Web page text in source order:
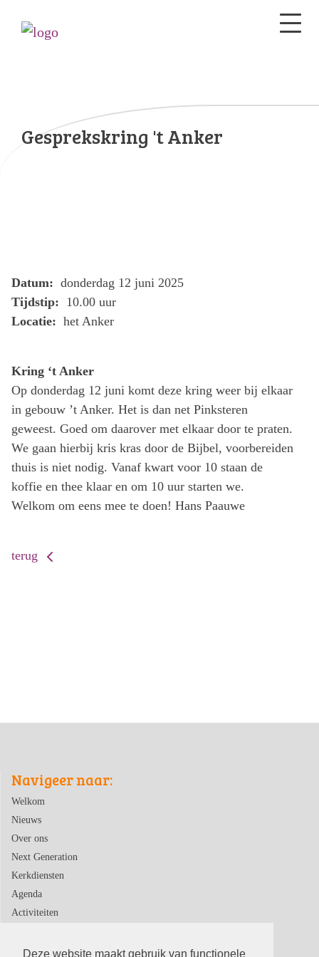
Deze website maakt gebruik van functionele
Gesprekskring 't Anker
Datum: donderdag 12 juni 2025
Tijdstip: 10.00 uur
Locatie: het Anker
Kring ‘t Anker
Op donderdag 12 juni komt deze kring weer bij elkaar
in gebouw ’t Anker. Het is dan net Pinksteren
geweest. Goed om daarover met elkaar door te praten.
We gaan hierbij kris kras door de Bijbel, voorbereiden
thuis is niet nodig. Vanaf kwart voor 10 staan de
koffie en thee klaar en om 10 uur starten we.
Welkom om eens mee te doen! Hans Paauwe
terug
Navigeer naar:
Welkom
Nieuws
Over ons
Next Generation
Kerkdiensten
Agenda
Activiteiten